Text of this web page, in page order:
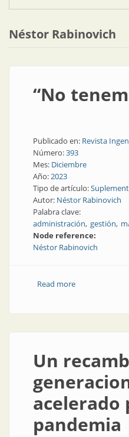
Néstor Rabinovich
“No
Publicado en: Revista
Número:393
Mes: Diciembre
Año:2023
Tipo de artículo:
Autor: Néstor Rabinovich
Palabra clave:
administración gestión
Node reference:
Néstor Rabinovich
Read moreabout “No
Un
acelerado
pandemia